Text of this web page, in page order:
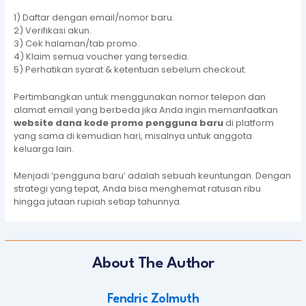
1) Daftar dengan email/nomor baru.
2) Verifikasi akun.
3) Cek halaman/tab promo.
4) Klaim semua voucher yang tersedia.
5) Perhatikan syarat & ketentuan sebelum checkout.
Pertimbangkan untuk menggunakan nomor telepon dan
alamat email yang berbeda jika Anda ingin memanfaatkan
website dana kode promo pengguna barudi platform
yang sama di kemudian hari, misalnya untuk anggota
keluarga lain.
Menjadi ‘pengguna baru’ adalah sebuah keuntungan. Dengan
strategi yang tepat, Anda bisa menghemat ratusan ribu
hingga jutaan rupiah setiap tahunnya.
About The Author
Fendric Zolmuth